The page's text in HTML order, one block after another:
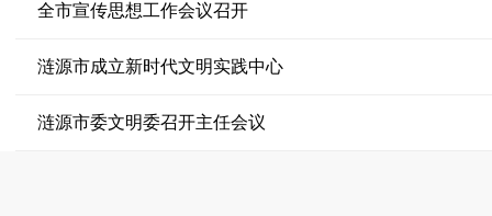
全市宣传思想工作会议召开
涟源市成立新时代文明实践中心
涟源市委文明委召开主任会议